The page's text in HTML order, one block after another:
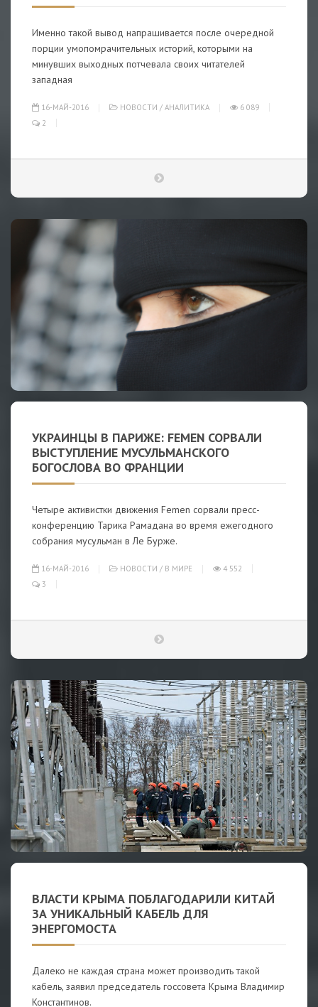
Именно такой вывод напрашивается после очередной
порции умопомрачительных историй, которыми на
минувших выходных потчевала своих читателей
западная
16-МАЙ-2016 НОВОСТИ / АНАЛИТИКА
6 089
2
УКРАИНЦЫ В ПАРИЖЕ: FEMEN СОРВАЛИ
ВЫСТУПЛЕНИЕ МУСУЛЬМАНСКОГО
БОГОСЛОВА ВО ФРАНЦИИ
Четыре активистки движения Femen сорвали пресс-
конференцию Тарика Рамадана во время ежегодного
собрания мусульман в Ле Бурже.
16-МАЙ-2016 НОВОСТИ / В МИРЕ
4 552
3
ВЛАСТИ КРЫМА ПОБЛАГОДАРИЛИ КИТАЙ
ЗА УНИКАЛЬНЫЙ КАБЕЛЬ ДЛЯ
ЭНЕРГОМОСТА
Далеко не каждая страна может производить такой
кабель, заявил председатель госсовета Крыма Владимир
Константинов.